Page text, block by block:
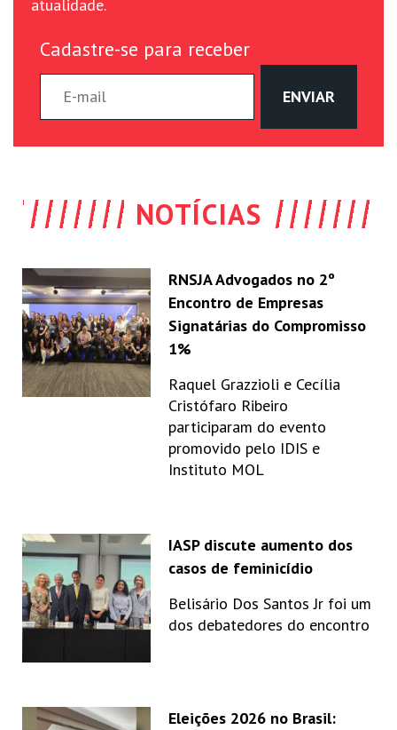
atualidade.
Cadastre-se para receber
NOTÍCIAS
RNSJA Advogados no 2º
Encontro de Empresas
Signatárias do Compromisso
1%
Raquel Grazzioli e Cecília
Cristófaro Ribeiro
participaram do evento
promovido pelo IDIS e
Instituto MOL
IASP discute aumento dos
casos de feminicídio
Belisário Dos Santos Jr foi um
dos debatedores do encontro
Eleições 2026 no Brasil: